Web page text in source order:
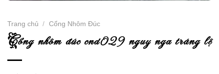
Trang chủ / Cổng Nhôm Đúc
cổng nhôm đúc cnd029 nguy nga tráng lệ